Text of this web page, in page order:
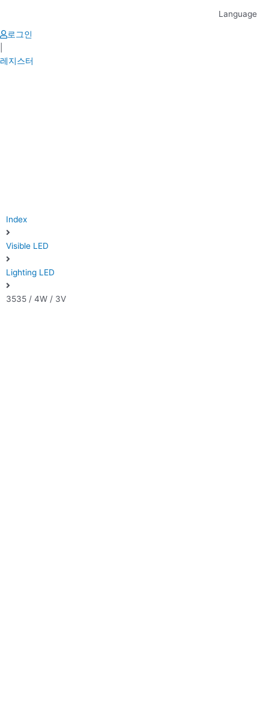
content
Language
로그인
레지스터
Index
Visible LED
Lighting LED
3535 / 4W / 3V